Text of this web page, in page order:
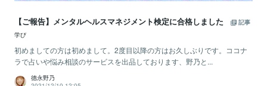
【ご報告】メンタルヘルスマネジメント検定に合格しました
記事
学び
初めましての方は初めまして。2度目以降の方はお久しぶりです。ココナ
ラで占いや悩み相談のサービスを出品しております、野乃と...
德永野乃